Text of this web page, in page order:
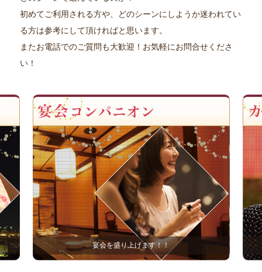
初めてご利用される方や、どのシーンにしようか迷われてい
る方は参考にして頂ければと思います。
またお電話でのご質問も大歓迎！お気軽にお問合せくださ
い！
宴会を盛り上げます！！